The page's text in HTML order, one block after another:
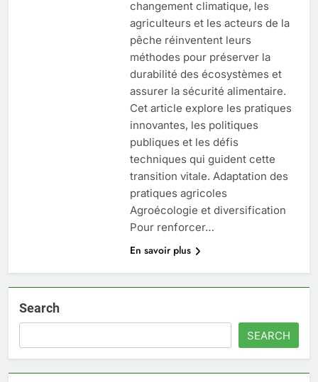
changement climatique, les
agriculteurs et les acteurs de la
pêche réinventent leurs
méthodes pour préserver la
durabilité des écosystèmes et
assurer la sécurité alimentaire.
Cet article explore les pratiques
innovantes, les politiques
publiques et les défis
techniques qui guident cette
transition vitale. Adaptation des
pratiques agricoles
Agroécologie et diversification
Pour renforcer…
En savoir plus
Search
SEARCH